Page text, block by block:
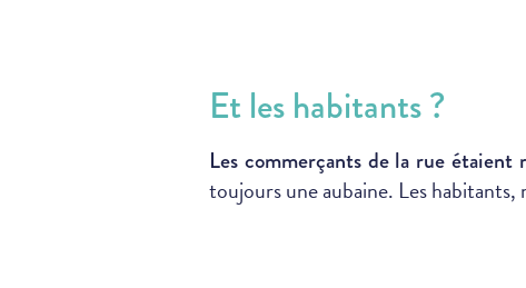
Et les habitants ?
Les commerçants de la rue étaient
toujours une aubaine. Les